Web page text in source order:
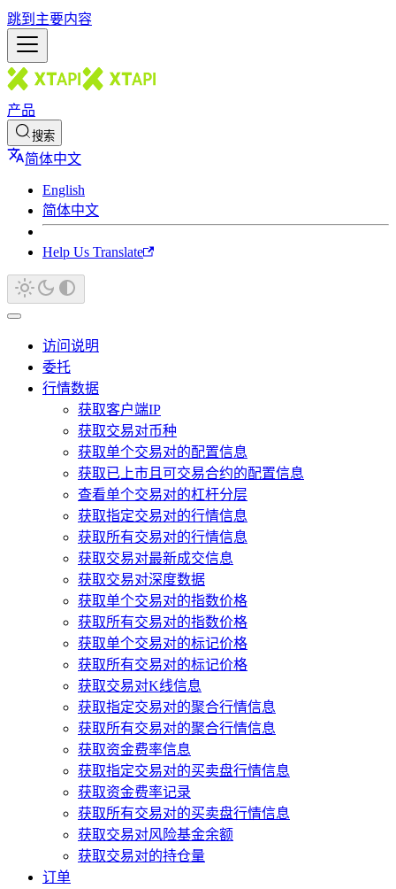
跳到主要内容
产品
搜索
简体中文
English
简体中文
Help Us Translate
访问说明
委托
行情数据
获取客户端IP
获取交易对币种
获取单个交易对的配置信息
获取已上市且可交易合约的配置信息
查看单个交易对的杠杆分层
获取指定交易对的行情信息
获取所有交易对的行情信息
获取交易对最新成交信息
获取交易对深度数据
获取单个交易对的指数价格
获取所有交易对的指数价格
获取单个交易对的标记价格
获取所有交易对的标记价格
获取交易对K线信息
获取指定交易对的聚合行情信息
获取所有交易对的聚合行情信息
获取资金费率信息
获取指定交易对的买卖盘行情信息
获取资金费率记录
获取所有交易对的买卖盘行情信息
获取交易对风险基金余额
获取交易对的持仓量
订单